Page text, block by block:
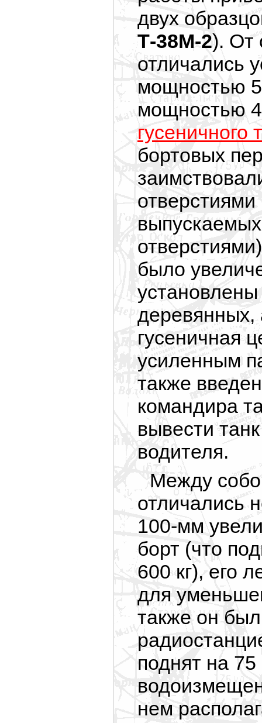
двух
Т-38М-2). От
отличались
мощностью
мощностью
гусеничного
бортовых
отверстиями
было
деревянных,
гусеничная
усиленным
также
командира
вывести
водителя.
Между
отличались
100-мм
борт (что
600 кг), его
для
также он
поднят на
нем